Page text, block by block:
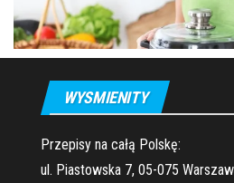
WYSMIENITY
Przepisy na całą Polskę:
ul. Piastowska 7, 05-075